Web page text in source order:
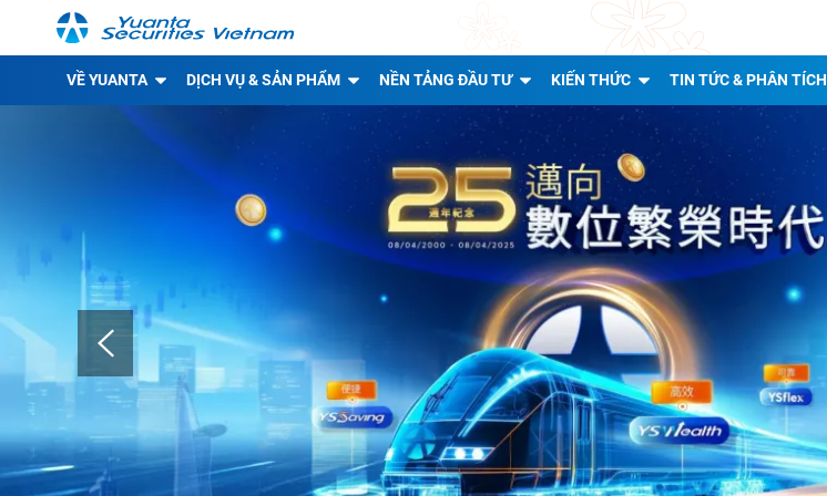
VỀ YUANTA DỊCH VỤ & SẢN PHẨM NỀN TẢNG ĐẦU TƯ KIẾN THỨC TIN TỨC & PHÂN TÍCH